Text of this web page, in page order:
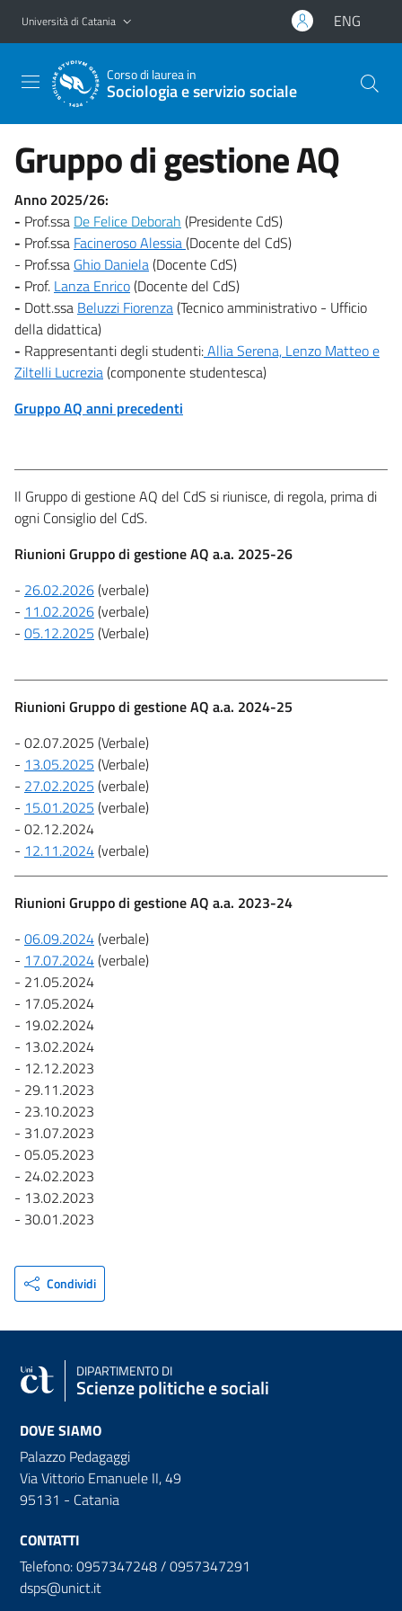
Vai al contenuto principale
Vai al menu di navigazione
Università di Catania ENG
Corso di laurea in
Sociologia e servizio sociale
Gruppo di gestione AQ
Anno 2025/26:
- Prof.ssa De Felice Deborah (Presidente CdS)
- Prof.ssa Facineroso Alessia(Docente del CdS)
- Prof.ssa Ghio Daniela(Docente CdS)
- Prof. Lanza Enrico(Docente del CdS)
- Dott.ssa Beluzzi Fiorenza(Tecnico amministrativo - Ufficio
della didattica)
- Rappresentanti degli studenti:Allia Serena, Lenzo Matteo e
Ziltelli Lucrezia(componente studentesca)
Gruppo AQ anni precedenti
Il Gruppo di gestione AQ del CdS si riunisce, di regola, prima di
ogni Consiglio del CdS.
Riunioni Gruppo di gestione AQ a.a. 2025-26
- 26.02.2026(verbale)
- 11.02.2026(verbale)
- 05.12.2025 (Verbale)
Riunioni Gruppo di gestione AQ a.a. 2024-25
- 02.07.2025 (Verbale)
- 13.05.2025 (Verbale)
- 27.02.2025 (verbale)
- 15.01.2025 (verbale)
- 02.12.2024
- 12.11.2024(verbale)
Riunioni Gruppo di gestione AQ a.a. 2023-24
- 06.09.2024(verbale)
- 17.07.2024(verbale)
- 21.05.2024
- 17.05.2024
- 19.02.2024
- 13.02.2024
- 12.12.2023
- 29.11.2023
- 23.10.2023
- 31.07.2023
- 05.05.2023
- 24.02.2023
- 13.02.2023
- 30.01.2023
Condividi
DIPARTIMENTO DI
Scienze politiche e sociali
DOVE SIAMO
Palazzo Pedagaggi
Via Vittorio Emanuele II, 49
95131 - Catania
CONTATTI
Telefono: 0957347248 / 0957347291
dsps@unict.it